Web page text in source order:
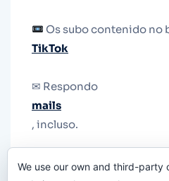
Os subo contenido no
TikTok
✉ Respondo
mails
, incluso.
le quiten el teléfono.
We use our own and third-party